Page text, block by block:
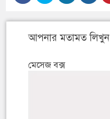
আপনার মতামত লিখুন
মেসেজ বক্স